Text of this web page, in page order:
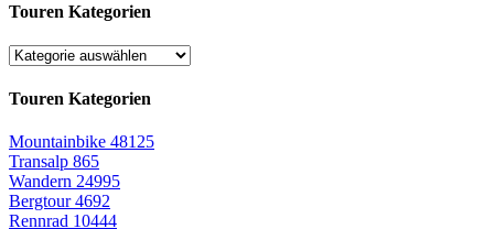
Touren Kategorien
Touren Kategorien
Mountainbike 48125
Transalp 865
Wandern 24995
Bergtour4692
Rennrad 10444